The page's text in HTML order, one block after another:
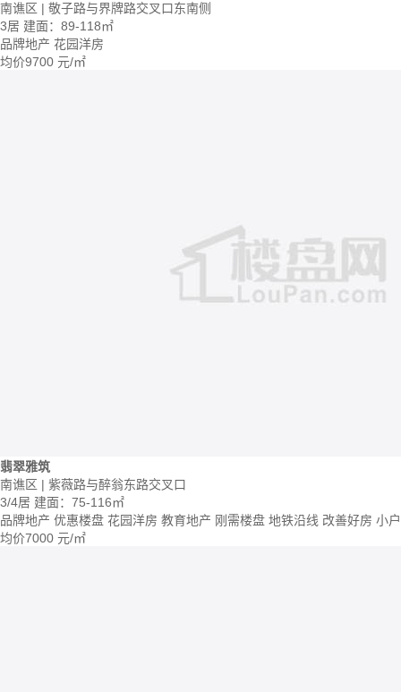
南谯区 | 敬子路与界牌路交叉口东南侧
3居 建面：89-118㎡
品牌地产 花园洋房
均价9700 元/㎡
翡翠雅筑
南谯区 | 紫薇路与醉翁东路交叉口
3/4居 建面：75-116㎡
品牌地产 优惠楼盘 花园洋房 教育地产 刚需楼盘 地铁沿线 改善好房 小
均价7000 元/㎡